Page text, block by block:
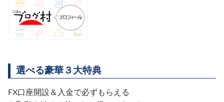
選べる豪華３大特典
FX口座開設＆入金で必ずもらえる